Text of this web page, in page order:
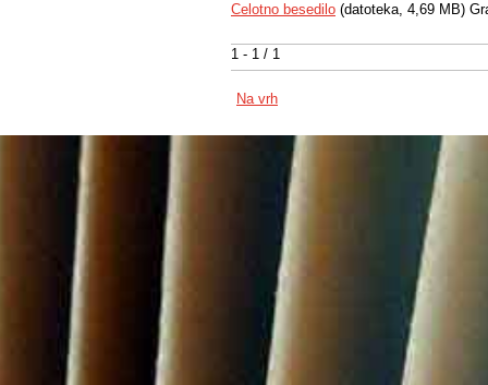
1 - 1 / 1
Celotno besedilo (datoteka, 4,69 MB)
Na vrh